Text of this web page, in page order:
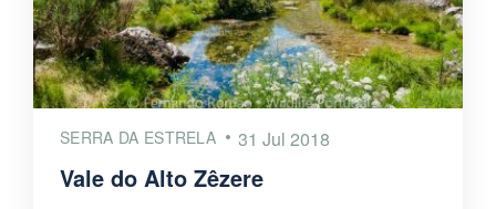
SERRA DA ESTRELA 31 Jul 2018
Vale do Alto Zêzere